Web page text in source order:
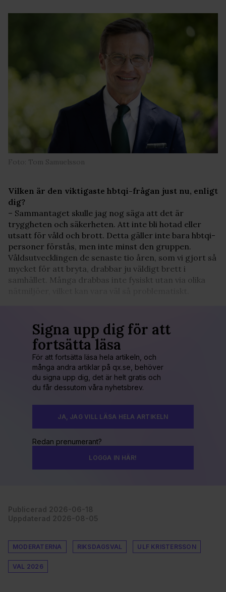
Foto: Tom Samuelsson
Vilken är den viktigaste hbtqi-frågan just nu, enligt
dig?
– Sammantaget skulle jag nog säga att det är
tryggheten och säkerheten. Att inte bli hotad eller
utsatt för våld och brott. Detta gäller inte bara hbtqi-
personer förstås, men inte minst den gruppen.
Våldsutvecklingen de senaste tio åren, som vi gjort så
mycket för att bryta, drabbar ju väldigt brett i
samhället. Många drabbas inte fysiskt utan via olika
Signa upp dig för att
fortsätta läsa
För att fortsätta läsa hela artikeln, och
många andra artiklar på qx.se, behöver
du signa upp dig, det är helt gratis och
du får dessutom våra nyhetsbrev.
JA, JAG VILL LÄSA HELA ARTIKELN
Redan prenumerant?
LOGGA IN HÄR!
Publicerad 2026-06-18
Uppdaterad 2026-08-05
MODERATERNA RIKSDAGSVAL ULF KRISTERSSON
VAL 2026